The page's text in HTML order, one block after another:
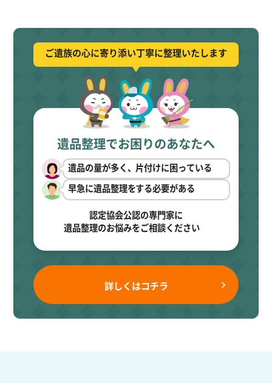
ご遺族の心に寄り添い丁寧に整理いたします
遺品整理でお困りのあなたへ
遺品の量が多く、片付けに困っている
早急に遺品整理をする必要がある
認定協会公認の専門家に
遺品整理のお悩みをご相談ください
詳しくはコチラ